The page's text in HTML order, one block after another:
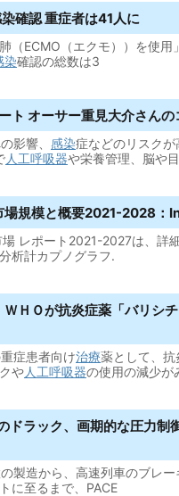
確認 重症者は41人に
（ECMO（エクモ））を使
染確認の総数は3
ト オーサー重見大介さんの
影響、 感染症などのリスク
人工呼吸器や栄養管理、脳や
場規模と概要2021-2028
場 レポート2021-2027は、詳
析計カプノグラフ.
ＨＯが抗炎症薬「バリシ
症患者向け治療薬として、
や人工呼吸器の使用の減少が
ドラック、画期的な圧力制
製造から、高速列車のブレ
に至るまで、PACE